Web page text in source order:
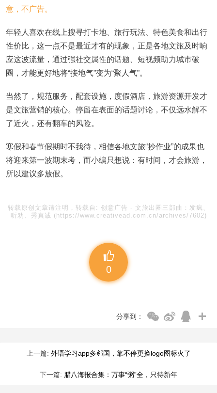
年轻人喜欢在线上搜寻打卡地、旅行玩法、特色美食和出行
性价比，这一点不是最近才有的现象，正是各地文旅及时响
应这波流量，通过强社交属性的话题、短视频助力城市破
圈，才能更好地将“接地气”变为“聚人气”。
当然了，规范服务，配套设施，度假酒店，旅游资源开发才
是文旅营销的核心。停留在表面的话题讨论，不仅远水解不
了近火，还有翻车的风险。
寒假和春节假期时不我待，相信各地文旅“抄作业”的成果也
将迎来第一波期末考，而小编只想说：有时间，才会旅游，
所以建议多放假。
转载原创文章请注明，转载自: 创意广告 - 文旅出圈三部曲：发疯、
听劝、秀真诚 (https://www.creativead.com.cn/archives/7602)
0
分享到：
上一篇: 外语学习app多邻国，靠不停更换logo图标火了
下一篇: 腊八海报合集：万事“粥”全，只待新年